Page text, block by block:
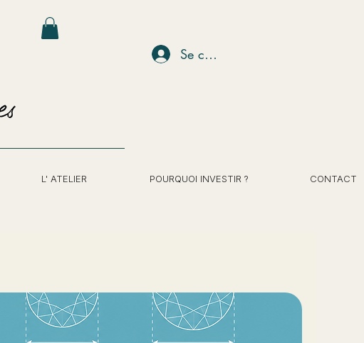
Se connecter
L' ATELIER POURQUOI INVESTIR ? CONTACT